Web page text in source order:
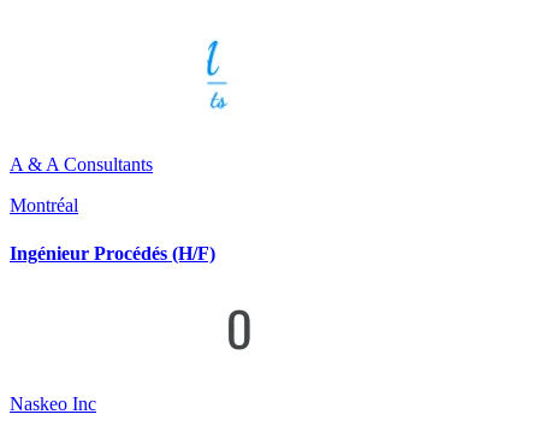
A & A Consultants
Montréal
Ingénieur Procédés (H/F)
Naskeo Inc